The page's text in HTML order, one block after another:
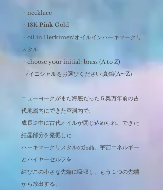
・necklace
・18K PinkGold
・oil in Herkimer/オイルインハーキマークリ
スタル
・choose your initial: brass (A to Z)
/イニシャルをお選びください:真鍮(A〜Z）
ニューヨークがまだ海底だった５奥万年前の古
代地層内にできた空洞内で、
成長途中に古代オイルが閉じ込められ、できた
結晶部分を発掘した
ハーキマークリスタルの結晶。宇宙エネルギー
とハイヤーセルフを
結びこの小さな先端に吸収し、もう１つの先端
から放出する、